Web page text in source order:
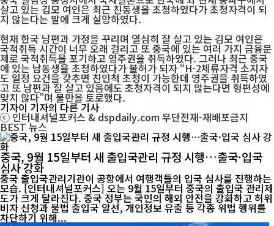
살고 있는 김모 여인은 최근 친동생을 초청하였다가 초청자격이 되
지 않는다는 말에 크게 실망하였다.
현재 한국 남편과 가정을 꾸리며 열심히 잘 살고 있는 김모 여인은
국적취득 시간이 너무 오래 걸리고 또 중국에 있는 여러 가지 금융문
제로 국적취득을 포기하고 영주권을 취득하였다. 그러나 최근 중국
에 있는 남동생을 초청하였다가 불허가 되자 “H-2체류자격 소지자
도 일정 요건을 갖추면 친인척 초청이 가능한데 영주권을 취득하였
고 또 남편과 잘 살고 있음에도 초청자격이 되지 않는다면 형편성에
맞지 않다”며 불만을 토로했다.
기자이 기자의 다른 기사
ⓒ 인터내셔널포커스 & dspdaily.com 무단전재-재배포금지
BEST뉴스
중국, 9월 15일부터 새 출입국관리 규정 시행…출국·입국
심사 강화
중국 출입국관리기관이 공항에서 여행객들의 입국 심사를 진행하는
모습. [인터내셔널포커스] 오는 9월 15일부터 중국의 출입국 관리제
도가 크게 달라진다. 중국 정부는 국민의 해외 안전을 강화하고 허위
비자 신청과 불법 출입국 알선, 개인정보 유출 등 각종 위법 행위를
차단하기 위해...